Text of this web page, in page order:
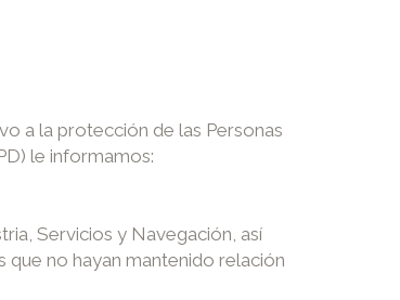
a la protección de las Personas
le informamos:
Servicios y Navegación, así
no hayan mantenido relación